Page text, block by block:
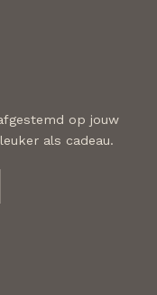
op jouw
als cadeau.